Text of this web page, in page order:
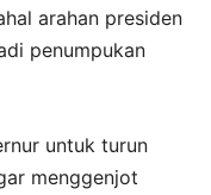
arahan presiden
penumpukan
untuk turun
menggenjot